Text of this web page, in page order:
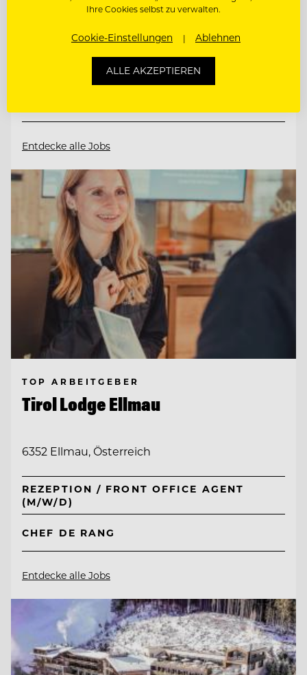
COMMIS DE RANG BAR (M/W/D)
Entdecke alle Jobs
TOP ARBEITGEBER
Tirol Lodge Ellmau
6352 Ellmau, Österreich
REZEPTION / FRONT OFFICE AGENT
(M/W/D)
CHEF DE RANG
Entdecke alle Jobs
Ihre Cookies selbst zu verwalten.
Cookie-Einstellungen Ablehnen
ALLE AKZEPTIEREN